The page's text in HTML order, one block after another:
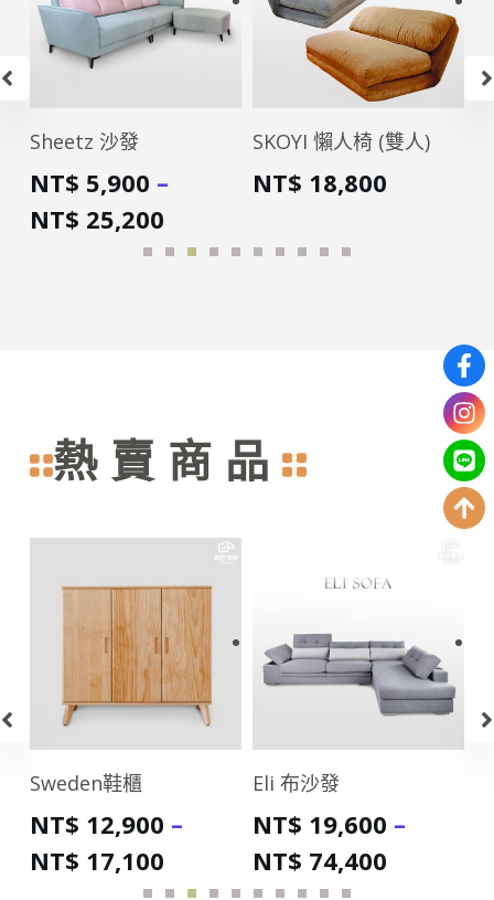
SKOYI 懶人椅 (雙人)
NT$ 18,800
Gavina 沙發
NT$ 60,800
熱賣商品
Eli 布沙發
NT$19,600
NT$ 74,400
Santis 茶几
NT$5,000
NT$ 14,300